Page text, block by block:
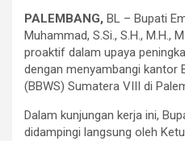
PALEMBANG, BL – Bupati
Muhammad, S.Si., S.H., M.H.,
proaktif dalam upaya
dengan menyambangi kantor
(BBWS) Sumatera VIII di
Dalam kunjungan kerja ini,
didampingi langsung oleh